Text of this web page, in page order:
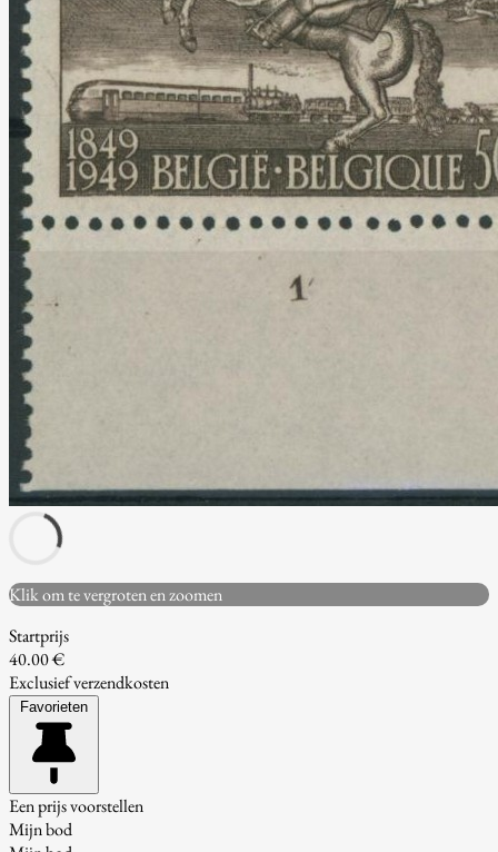
Klik om te vergroten en zoomen
Startprijs
40.00 €
Exclusief verzendkosten
Favorieten
Een prijs voorstellen
Mijn bod